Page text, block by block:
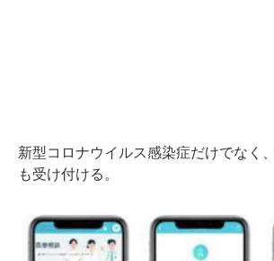
新型コロナウイルス感染症だけでなく
も受け付ける。